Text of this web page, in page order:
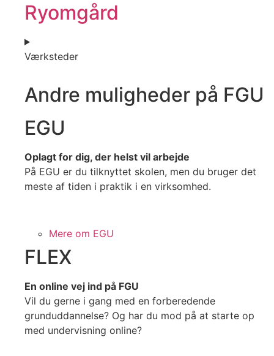
Ryomgård
Værksteder
Andre muligheder på FGU
EGU​
Oplagt for dig, der helst vil arbejde
På EGU er du tilknyttet skolen, men du bruger det
meste af tiden i praktik i en virksomhed.
Mere om EGU
FLEX
En online vej ind på FGU
Vil du gerne i gang med en forberedende
grunduddannelse? Og har du mod på at starte op
med undervisning online?